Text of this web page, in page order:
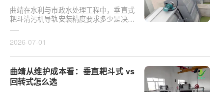
曲靖在水利与市政水处理工程中，垂直式
耙斗清污机导轨安装精度要求多少是决定
设备运行平稳性的核心**。导轨作为耙斗
2026-07-01
曲靖从维护成本看：垂直耙斗式 vs
回转式怎么选